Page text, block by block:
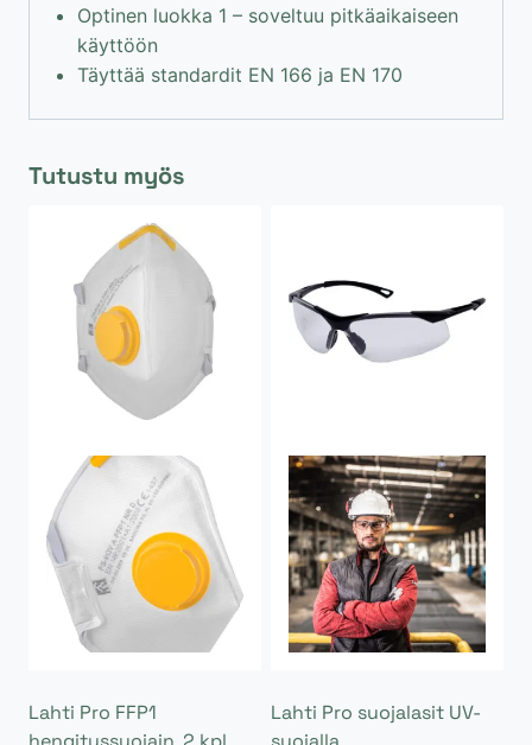
Optinen luokka 1 – soveltuu pitkäaikaiseen
käyttöön
Täyttää standardit EN 166 ja EN 170
Tutustu myös
Lahti Pro FFP1
Lahti Pro suojalasit UV-